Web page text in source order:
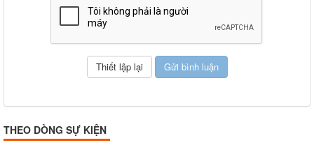
THEO DÒNG SỰ KIỆN